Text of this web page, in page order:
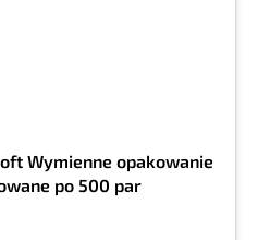
Wymienne opakowanie
po 500 par